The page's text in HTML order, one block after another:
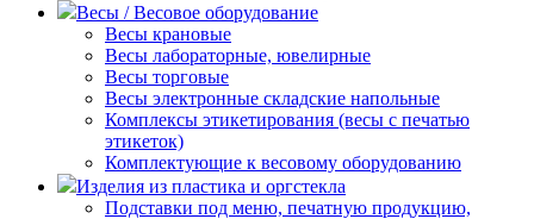
Весы / Весовое оборудование
Весы крановые
Весы лабораторные, ювелирные
Весы торговые
Весы электронные складские напольные
Комплексы этикетирования (весы с печатью
этикеток)
Комплектующие к весовому оборудованию
Изделия из пластика и оргстекла
Подставки под меню, печатную продукцию,